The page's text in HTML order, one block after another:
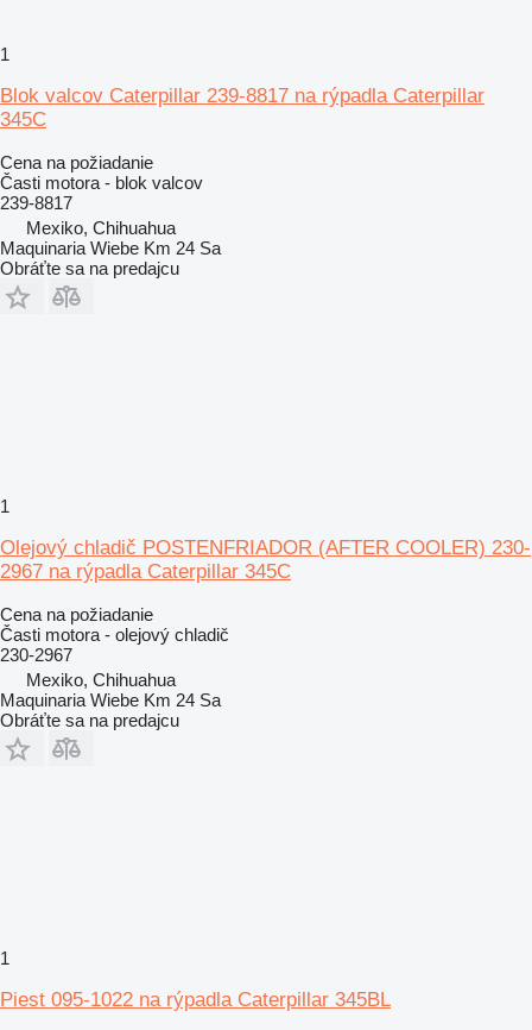
1
Blok valcov Caterpillar 239-8817 na rýpadla Caterpillar
345C
Cena na požiadanie
Časti motora - blok valcov
239-8817
Mexiko, Chihuahua
Maquinaria Wiebe Km 24 Sa
Obráťte sa na predajcu
1
Olejový chladič POSTENFRIADOR (AFTER COOLER) 230-
2967 na rýpadla Caterpillar 345C
Cena na požiadanie
Časti motora - olejový chladič
230-2967
Mexiko, Chihuahua
Maquinaria Wiebe Km 24 Sa
Obráťte sa na predajcu
1
Piest 095-1022 na rýpadla Caterpillar 345BL